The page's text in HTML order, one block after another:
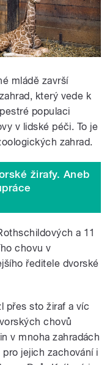
mládě završí
který vede k
populaci
v lidské péči. To je
zahrad.
žirafy. Aneb
a 11
chovu v
ředitele dvorské
přes sto žiraf a víc
chovů
v mnoha zahradách
jejich zachování i